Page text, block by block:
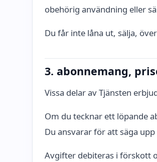
obehörig användning eller
Du får inte låna ut, sälja,
3. abonnemang,
Vissa delar av Tjänsten
Om du tecknar ett löpande
Du ansvarar för att säga
Avgifter debiteras i förskott